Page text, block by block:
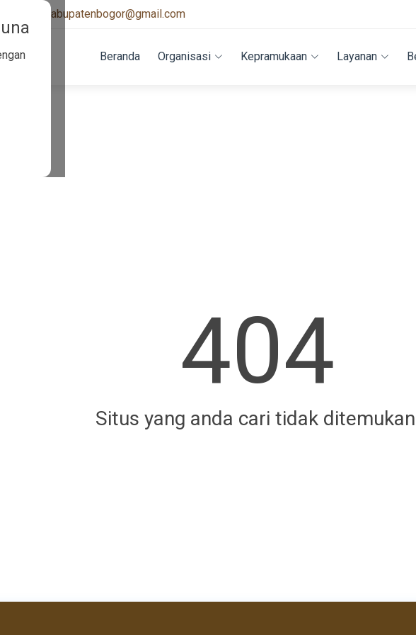
kwarcabkabupatenbogor@gmail.com
Beranda Organisasi Kepramukaan Layanan
404
Situs yang anda cari tidak